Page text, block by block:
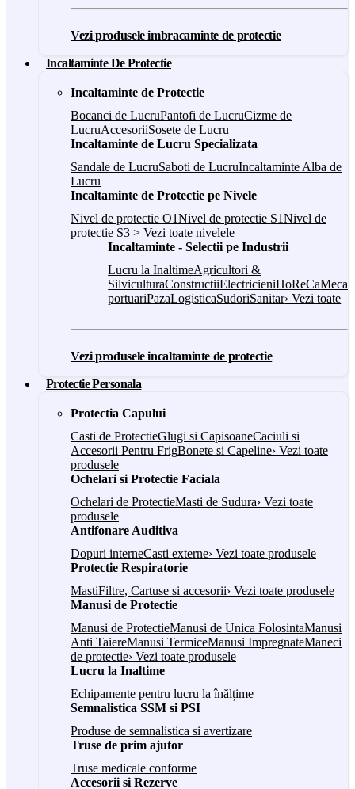
Vezi produsele imbracaminte de protectie
Incaltaminte De Protectie
Incaltaminte de Protectie
Bocanci de LucruPantofi de LucruCizme de
LucruAccesoriiSosete de Lucru
Incaltaminte de Lucru Specializata
Sandale de LucruSaboti de LucruIncaltaminte Alba de
Lucru
Incaltaminte de Protectie pe Nivele
Nivel de protectie O1Nivel de protectie S1Nivel de
protectie S3 > Vezi toate nivelele
Incaltaminte - Selectii pe Industrii
Lucru la InaltimeAgricultori &
SilviculturaConstructiiElectricieniHoReCa
portuariPazaLogisticaSudoriSanitar› Vezi toate
Vezi produsele incaltaminte de protectie
Protectie Personala
Protectia Capului
Casti de ProtectieGlugi si CapisoaneCaciuli si
Accesorii Pentru FrigBonete si Capeline› Vezi toate
produsele
Ochelari si Protectie Faciala
Ochelari de ProtectieMasti de Sudura› Vezi toate
produsele
Antifonare Auditiva
Dopuri interneCasti externe› Vezi toate produsele
Protectie Respiratorie
MastiFiltre, Cartuse si accesorii› Vezi toate produsele
Manusi de Protectie
Manusi de ProtectieManusi de Unica FolosintaManusi
Anti TaiereManusi TermiceManusi ImpregnateManeci
de protectie› Vezi toate produsele
Lucru la Inaltime
Echipamente pentru lucru la înălțime
Semnalistica SSM si PSI
Produse de semnalistica si avertizare
Truse de prim ajutor
Truse medicale conforme
Accesorii si Rezerve